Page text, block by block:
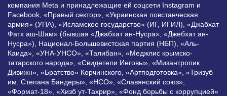
компания Meta и принадлежащие ей соцсети Instagram и
Facebook, «Правый сектор», «Украинская повстанческая
армия» (УПА), «Исламское государство» (ИГ, ИГИЛ), «Джабхат
Фатх аш-Шам» (бывшая «Джабхат ан-Нусра», «Джебхат ан-
Нусра»), Национал-Большевистская партия (НБП), «Аль-
Каида», «УНА-УНСО», «Талибан», «Меджлис крымско-
татарского народа», «Свидетели Иеговы», «Мизантропик
Дивижн», «Братство» Корчинского, «Артподготовка», «Тризуб
им. Степана Бандеры», «НСО», «Славянский союз»,
«Формат-18», «Хизб ут-Тахрир», «Фонд борьбы с коррупцией»